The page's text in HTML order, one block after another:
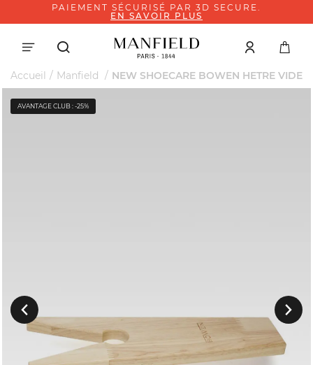
PAIEMENT SÉCURISÉ PAR 3D SECURE.
EN SAVOIR PLUS
Accueil Manfield NEW SHOECARE BOWEN HETRE VIDE
Précedent Suivant
AVANTAGE CLUB : -25%